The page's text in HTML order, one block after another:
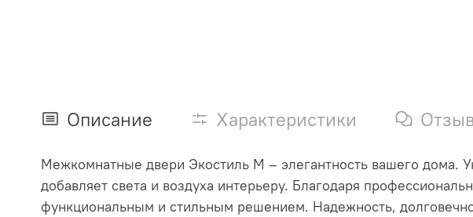
Описание Характеристики
Межкомнатные двери Экостиль М – элегантность вашего дома.
добавляет света и воздуха интерьеру. Благодаря
функциональным и стильным решением. Надежность,